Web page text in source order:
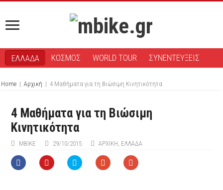
ΕΛΛΑΔΑ ΚΟΣΜΟΣ WORLD TOUR ΣΥΝΕΝΤΕΥΞΕΙΣ
Home | Αρχική | 4 Μαθήματα για τη Βιώσιμη Κινητικότητα
4 Μαθήματα για τη Βιώσιμη
Κινητικότητα
MBIKE 29/10/2015 ΑΡΧΙΚΉ, ΕΛΛΑΔΑ